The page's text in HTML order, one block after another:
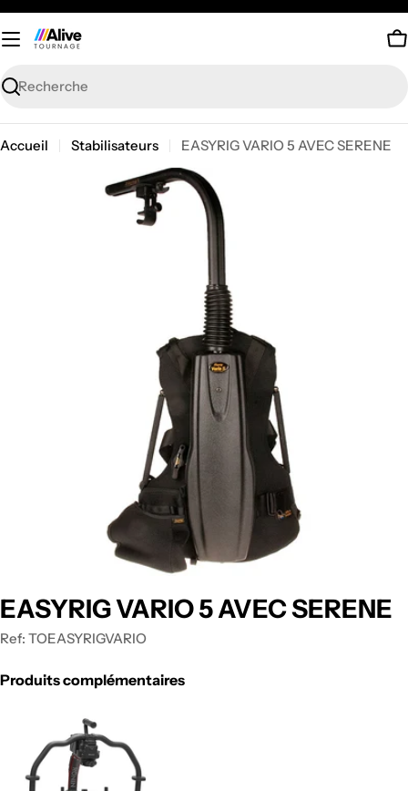
Passer
au
contenu
Recherche
Accueil Stabilisateurs
EASYRIG VARIO 5 AVEC SERENE
le média 0 en mode modal
EASYRIG VARIO 5 AVEC SERENE
Ref: TOEASYRIGVARIO
Produits complémentaires